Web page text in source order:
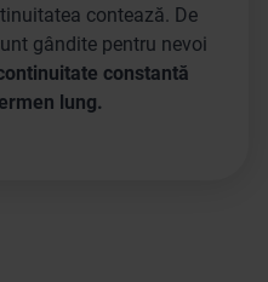
contează. De
gândite pentru nevoi
constantă
lung.